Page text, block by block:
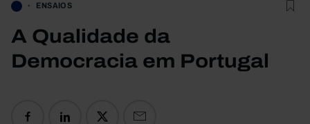
ENSAIOS
A Qualidade da
Democracia em Portugal